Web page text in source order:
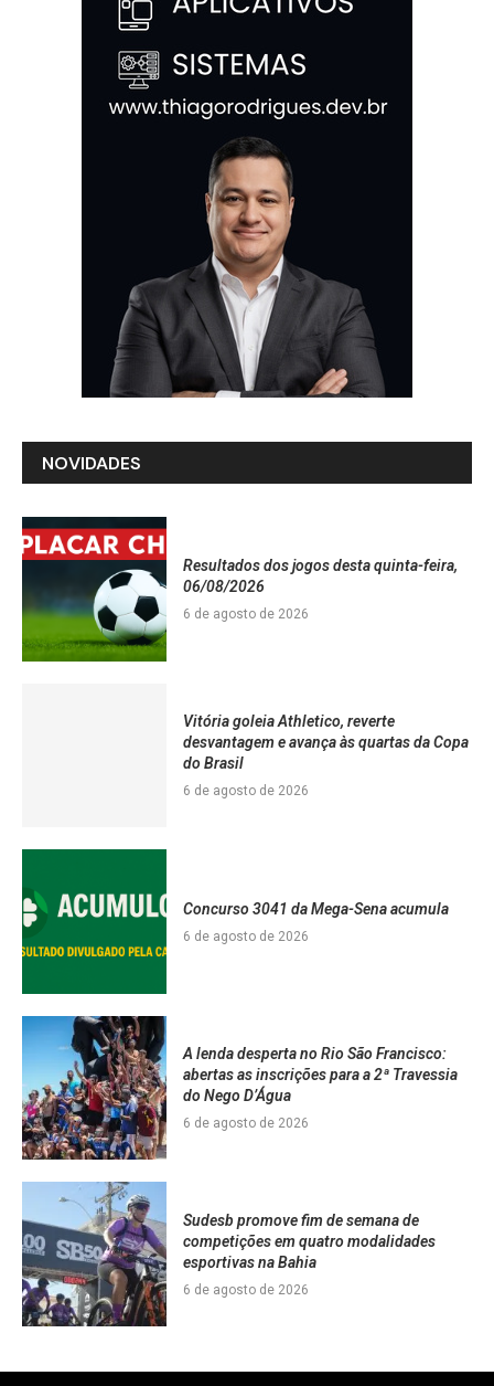
NOVIDADES
Resultados dos jogos desta quinta-feira,
06/08/2026
6 de agosto de 2026
Vitória goleia Athletico, reverte
desvantagem e avança às quartas da Copa
do Brasil
6 de agosto de 2026
Concurso 3041 da Mega-Sena acumula
6 de agosto de 2026
A lenda desperta no Rio São Francisco:
abertas as inscrições para a 2ª Travessia
do Nego D’Água
6 de agosto de 2026
Sudesb promove fim de semana de
competições em quatro modalidades
esportivas na Bahia
6 de agosto de 2026